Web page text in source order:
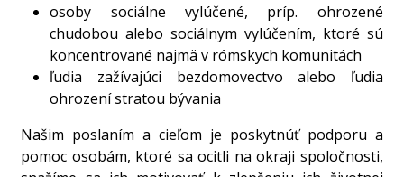
osoby sociálne vylúčené, príp. ohrozené
chudobou alebo sociálnym vylúčením, ktoré sú
koncentrované najmä v rómskych komunitách
ľudia zažívajúci bezdomovectvo alebo ľudia
ohrození stratou bývania
Našim poslaním a cieľom je poskytnúť podporu a
pomoc osobám, ktoré sa ocitli na okraji spoločnosti,